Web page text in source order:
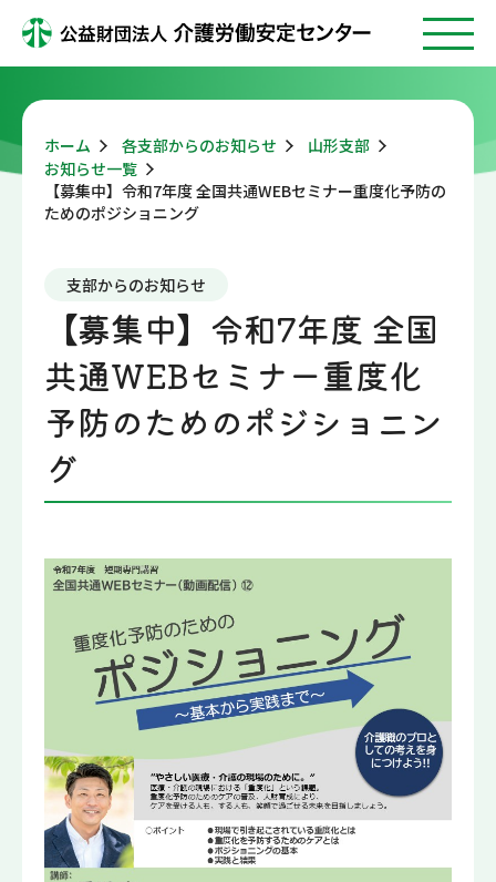
ホーム 各支部からのお知らせ
山形支部
お知らせ一覧
【募集中】令和7年度 全国共通WEBセミナー重度化予防の
ためのポジショニング
支部からのお知らせ
【募集中】令和7年度 全国
共通WEBセミナー重度化
予防のためのポジショニン
グ